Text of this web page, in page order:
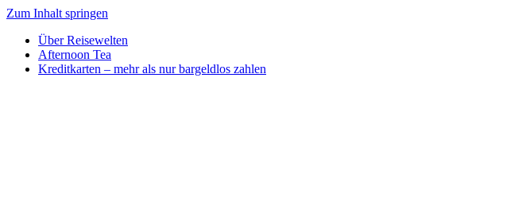
Zum Inhalt springen
Über Reisewelten
Afternoon Tea
Kreditkarten – mehr als nur bargeldlos zahlen